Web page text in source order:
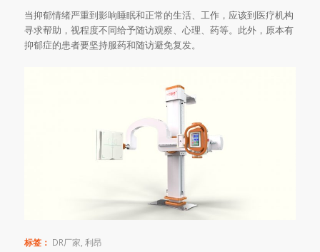
当抑郁情绪严重到影响睡眠和正常的生活、工作，应该到医疗机构
寻求帮助，视程度不同给予随访观察、心理、药等。此外，原本有
抑郁症的患者要坚持服药和随访避免复发。
标签： DR厂家 利昂